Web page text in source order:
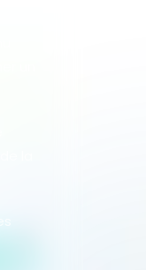
un
la